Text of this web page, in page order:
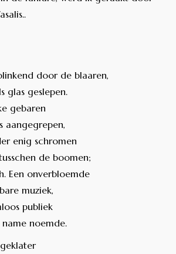
door de blaaren,
glas geslepen.
gebaren
aangegrepen,
enig schromen
de boomen;
Een onverbloemde
muziek,
publiek
noemde.